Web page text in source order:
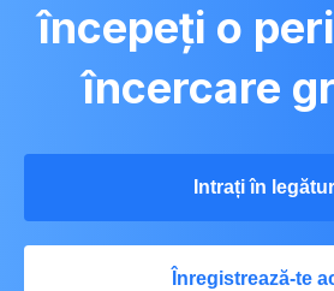
începeți o
încercare
Intrați în
Înregistrează-te